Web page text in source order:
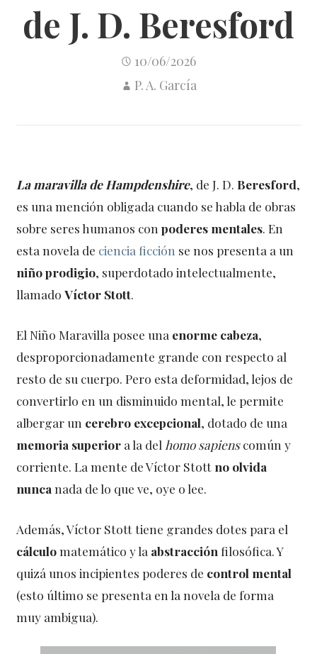
de J. D. Beresford
10/06/2026
P. A. García
La maravilla de Hampdenshire, de J. D. Beresford,
es una mención obligada cuando se habla de obras
sobre seres humanos conpoderes mentales. En
esta novela de ciencia ficción se nos presenta a un
niño prodigio, superdotado intelectualmente,
llamadoVíctor Stott.
El Niño Maravilla posee una enorme cabeza,
desproporcionadamente grande con respecto al
resto de su cuerpo. Pero esta deformidad, lejos de
convertirlo en un disminuido mental, le permite
albergar un cerebro excepcional, dotado de una
memoria superior a la del homo sapienscomún y
corriente. La mente de Víctor Stott no olvida
nunca nada de lo que ve, oye o lee.
Además, Víctor Stott tiene grandes dotes para el
cálculomatemático y la abstracciónfilosófica. Y
quizá unos incipientes poderes de control mental
(esto último se presenta en la novela de forma
muy ambigua).